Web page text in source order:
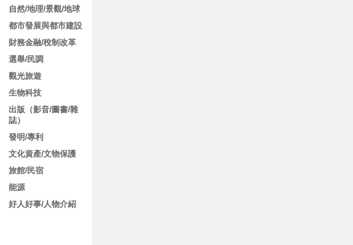
自然/地理/景觀/地球
都市發展與都市建設
財務金融/稅制改革
選舉/民調
觀光旅遊
生物科技
出版（影音/圖書/雜
誌）
發明/專利
文化資產/文物保護
旅館/民宿
能源
好人好事/人物介紹